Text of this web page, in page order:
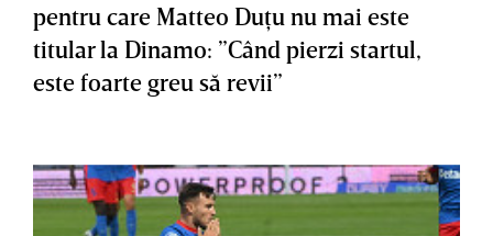
pentru care Matteo Duţu nu mai este
titular la Dinamo: ”Când pierzi startul,
este foarte greu să revii”